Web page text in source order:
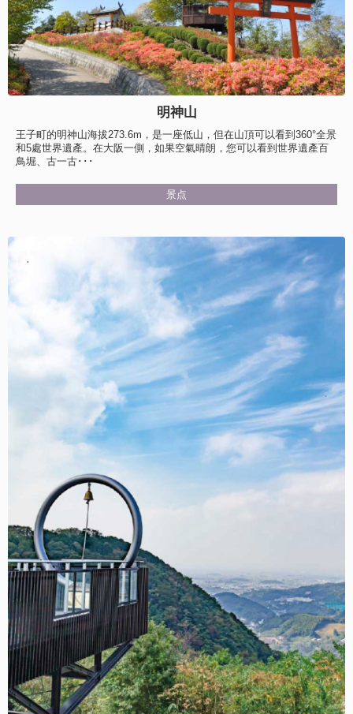
明神山
王子町的明神山海拔273.6m，是一座低山，但在山頂可以看到360°全景
和5處世界遺產。在大阪一側，如果空氣晴朗，您可以看到世界遺產百
鳥堀、古一古･･･
景点